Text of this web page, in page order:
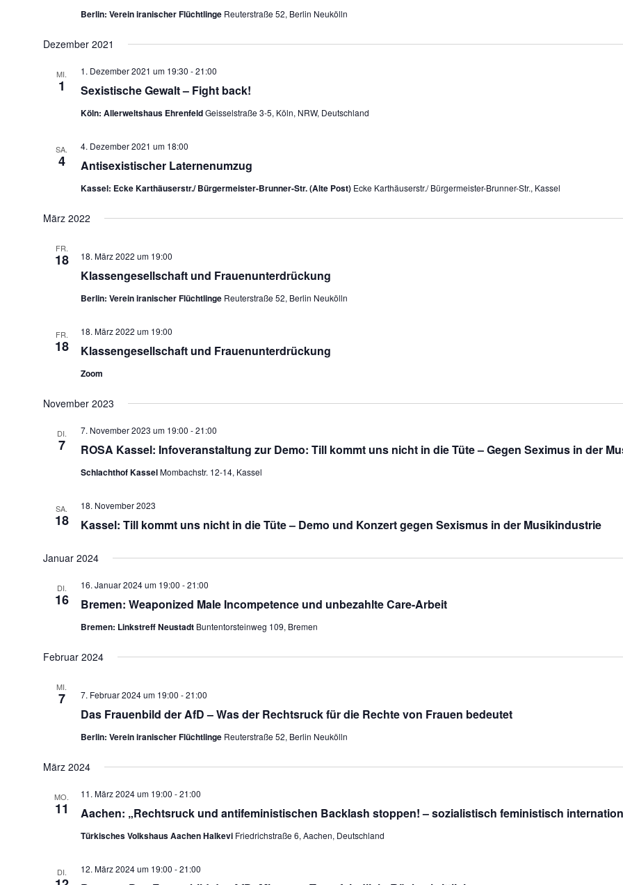
Berlin: Verein iranischer Flüchtlinge Reuterstraße 52, Berlin Neukölln
Dezember 2021
MI.
1 Sexistische Gewalt – Fight back!
1. Dezember 2021 um 19:30 -21:00
Köln: Allerweltshaus EhrenfeldGeisselstraße 3-5, Köln, NRW, Deutschland
SA.
4 Antisexistischer Laternenumzug
4. Dezember 2021 um 18:00
Kassel: Ecke Karthäuserstr./ Bürgermeister-Brunner-Str. (Alte Post) Ecke Karthäuserstr./ Bürgermeister-Brunner-Str., Kassel
März 2022
FR.
18
Klassengesellschaft und Frauenunterdrückung
18. März 2022 um 19:00
Berlin: Verein iranischer Flüchtlinge Reuterstraße 52, Berlin Neukölln
FR.
18 Klassengesellschaft und Frauenunterdrückung
18. März 2022 um 19:00
Zoom
November 2023
DI.
7 ROSA Kassel: Infoveranstaltung zur Demo: Till kommt uns nicht in die Tüte – Gegen Seximus in der
7. November 2023 um 19:00 -21:00
Schlachthof KasselMombachstr. 12-14, Kassel
SA.
18 Kassel: Till kommt uns nicht in die Tüte – Demo und Konzert gegen Sexismus in der Musikindustrie
18. November 2023
Januar 2024
DI.
16 Bremen: Weaponized Male Incompetence und unbezahlte Care-Arbeit
16. Januar 2024 um 19:00 -21:00
Bremen: Linkstreff Neustadt Buntentorsteinweg 109, Bremen
Februar 2024
MI.
7
Das Frauenbild der AfD – Was der Rechtsruck für die Rechte von Frauen bedeutet
7. Februar 2024 um 19:00 -21:00
Berlin: Verein iranischer Flüchtlinge Reuterstraße 52, Berlin Neukölln
März 2024
MO.
11 Aachen: „Rechtsruck und antifeministischen Backlash stoppen! – sozialistisch feministisch
11. März 2024 um 19:00 -21:00
Türkisches Volkshaus Aachen Halkevi Friedrichstraße 6, Aachen, Deutschland
DI. 12. März 2024 um 19:00 -21:00